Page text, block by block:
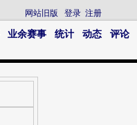
网站旧版 登录 注册
业余赛事 统计 动态
评论